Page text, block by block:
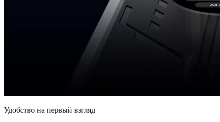
Удобство на первый взгляд